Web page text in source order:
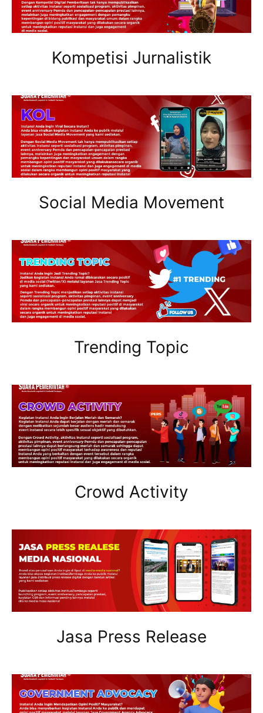
Kompetisi Jurnalistik
Social Media Movement
Trending Topic
Crowd Activity
Jasa Press Release